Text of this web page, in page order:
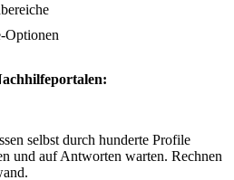
Optionen
selbst durch hunderte Profile
und auf Antworten warten. Rechnen